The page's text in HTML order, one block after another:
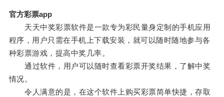
官方彩票app
天天中奖彩票软件是一款专为彩民量身定制的手机应用
程序，用户只需在手机上下载安装，就可以随时随地参与各
种彩票游戏，提高中奖几率。
通过软件，用户可以随时查看彩票开奖结果，了解中奖
情况。
令人满意的是，在这个软件上购买彩票简单快捷，存取